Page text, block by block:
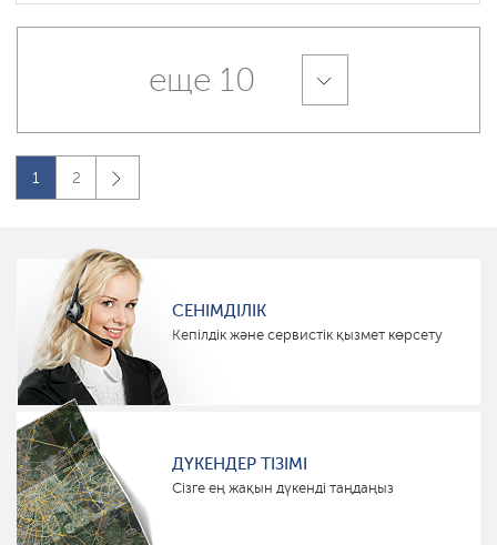
еще 10
1 2
СЕНІМДІЛІК
Кепілдік және сервистік қызмет көрсету
ДҮКЕНДЕР ТІЗІМІ
Сізге ең жақын дүкенді таңдаңыз